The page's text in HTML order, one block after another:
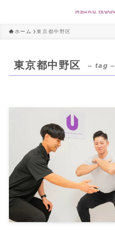
ホーム 東京都中野区
東京都中野区 – tag –